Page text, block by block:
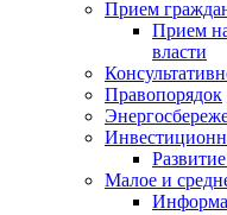
Прием
Прием
власти
Правопорядок
Малое и